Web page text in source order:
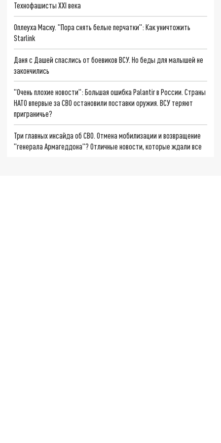
Технофашисты XXI века
Оплеуха Маску. "Пора снять белые перчатки": Как уничтожить
Starlink
Даня с Дашей спаслись от боевиков ВСУ. Но беды для малышей не
закончились
"Очень плохие новости": Большая ошибка Palantir в России. Страны
НАТО впервые за СВО остановили поставки оружия. ВСУ теряют
приграничье?
Три главных инсайда об СВО. Отмена мобилизации и возвращение
"генерала Армагеддона"? Отличные новости, которые ждали все